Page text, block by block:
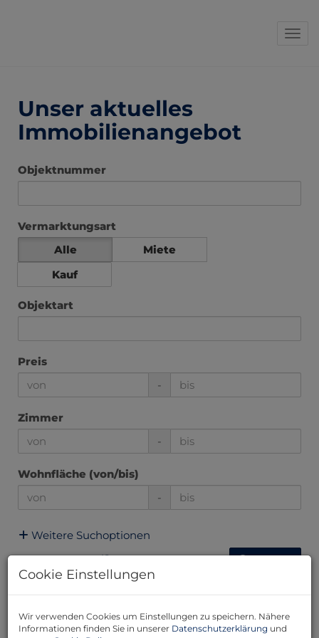
Unser aktuelles
Immobilienangebot
Objektnummer
Vermarktungsart
Alle
Miete
Kauf
Objektart
Preis
-
Zimmer
-
Wohnfläche (von/bis)
-
Weitere Suchoptionen
Filter zurücksetzen
Suchen
1
Cookie Einstellungen
Wir verwenden Cookies um Einstellungen zu speichern. Nähere
Informationen finden Sie in unserer Datenschutzerklärung und